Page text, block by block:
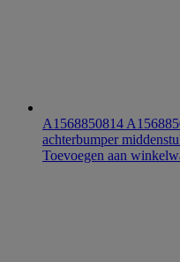
A1568850814
achterbumper
Toevoegen aan